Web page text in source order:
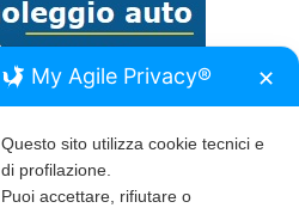
My Agile Privacy® ✕
Questo sito utilizza cookie tecnici e
di profilazione.
Puoi accettare, rifiutare o